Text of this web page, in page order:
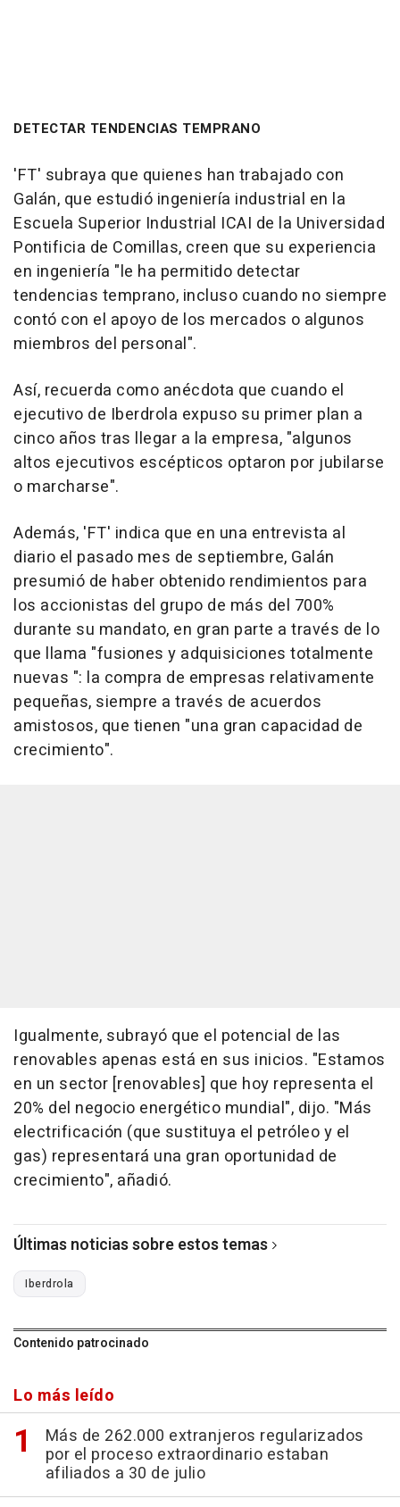
DETECTAR TENDENCIAS TEMPRANO
'FT' subraya que quienes han trabajado con
Galán, que estudió ingeniería industrial en la
Escuela Superior Industrial ICAI de la Universidad
Pontificia de Comillas, creen que su experiencia
en ingeniería "le ha permitido detectar
tendencias temprano, incluso cuando no siempre
contó con el apoyo de los mercados o algunos
miembros del personal".
Así, recuerda como anécdota que cuando el
ejecutivo de Iberdrola expuso su primer plan a
cinco años tras llegar a la empresa, "algunos
altos ejecutivos escépticos optaron por jubilarse
o marcharse".
Además, 'FT' indica que en una entrevista al
diario el pasado mes de septiembre, Galán
presumió de haber obtenido rendimientos para
los accionistas del grupo de más del 700%
durante su mandato, en gran parte a través de lo
que llama "fusiones y adquisiciones totalmente
nuevas ": la compra de empresas relativamente
pequeñas, siempre a través de acuerdos
amistosos, que tienen "una gran capacidad de
crecimiento".
Igualmente, subrayó que el potencial de las
renovables apenas está en sus inicios. "Estamos
en un sector [renovables] que hoy representa el
20% del negocio energético mundial", dijo. "Más
electrificación (que sustituya el petróleo y el
gas) representará una gran oportunidad de
crecimiento", añadió.
Últimas noticias sobre estos temas
Iberdrola
Contenido patrocinado
Lo más leído
Más de 262.000 extranjeros regularizados
por el proceso extraordinario estaban
afiliados a 30 de julio